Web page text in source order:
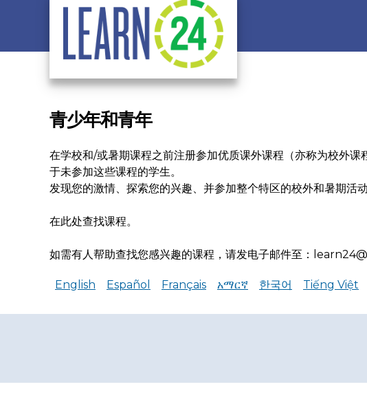
Skip to main content
青少年和青年
在学校和/或暑期课程之前注册参加优质课外课程（亦称为校外
于未参加这些课程的学生。
发现您的激情、探索您的兴趣、并参加整个特
在此处查找课程。
如需有人帮助查找您感兴趣的课程，请发电子邮件至：
English Español Français አማርኛ 한국어 Tiếng Việt